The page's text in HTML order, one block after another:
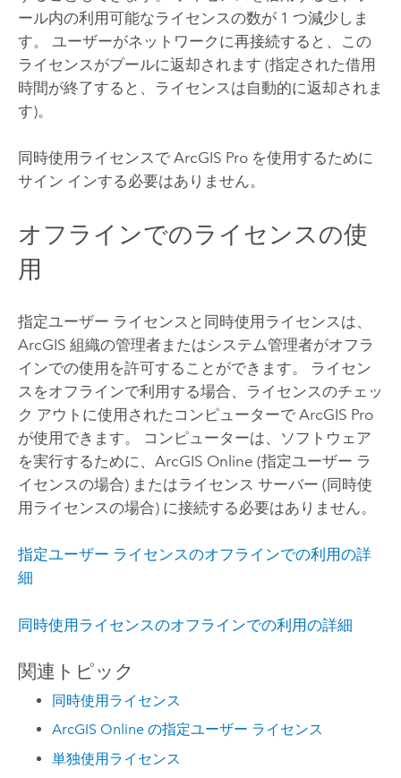
ール内の利用可能なライセンスの数が 1 つ減少しま
す。 ユーザーがネットワークに再接続すると、この
ライセンスがプールに返却されます (指定された借用
時間が終了すると、ライセンスは自動的に返却されま
す)。
同時使用ライセンスで ArcGIS Proを使用するために
サイン インする必要はありません。
オフラインでのライセンスの使
用
指定ユーザー ライセンスと同時使用ライセンスは、
ArcGIS 組織の管理者またはシステム管理者がオフラ
インでの使用を許可することができます。 ライセン
スをオフラインで利用する場合、ライセンスのチェッ
ク アウトに使用されたコンピューターで ArcGIS Pro
が使用できます。 コンピューターは、ソフトウェア
を実行するために、 ArcGIS Online (指定ユーザー ラ
イセンスの場合) またはライセンス サーバー (同時使
用ライセンスの場合) に接続する必要はありません。
指定ユーザー ライセンスのオフラインでの利用の詳
細
同時使用ライセンスのオフラインでの利用の詳細
関連トピック
同時使用ライセンス
ArcGIS Online の指定ユーザー ライセンス
単独使用ライセンス